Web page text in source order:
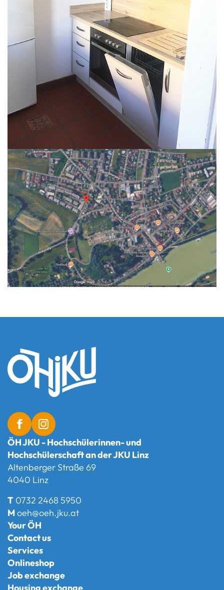
ÖH JKU - Hochschülerinnen- und
Hochschülerschaft an der JKU Linz
Altenberger Straße 69
4040 Linz
T 0732 2468 5950
Moeh@oeh.jku.at
Your ÖH
Contact us
Services
Onlineshop
Job exchange